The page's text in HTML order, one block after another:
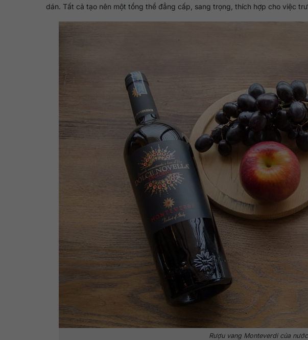
dán. Tất cả tạo nên một tổng thể đẳng cấp, sang trọng, thích hợp cho việc
Rượu vang Monteverdi của